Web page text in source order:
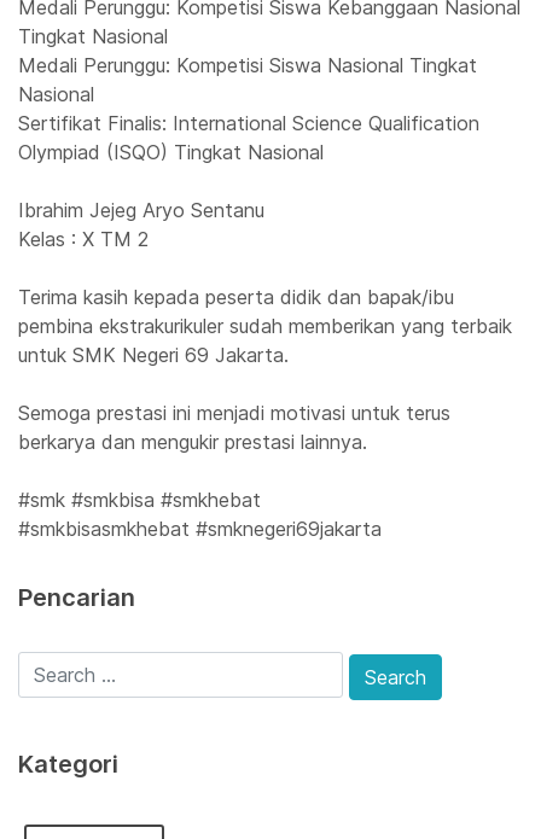
Medali Perunggu: Kompetisi Siswa Kebanggaan Nasional
Tingkat Nasional
Medali Perunggu: Kompetisi Siswa Nasional Tingkat
Nasional
Sertifikat Finalis: International Science Qualification
Olympiad (ISQO) Tingkat Nasional
Ibrahim Jejeg Aryo Sentanu
Kelas : X TM 2
Terima kasih kepada peserta didik dan bapak/ibu
pembina ekstrakurikuler sudah memberikan yang terbaik
untuk SMK Negeri 69 Jakarta.
Semoga prestasi ini menjadi motivasi untuk terus
berkarya dan mengukir prestasi lainnya.
#smk #smkbisa #smkhebat
#smkbisasmkhebat #smknegeri69jakarta
Pencarian
Kategori